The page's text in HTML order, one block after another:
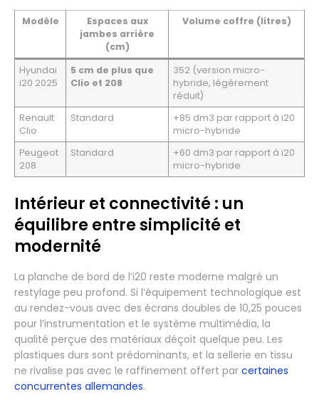
Modèle
Espaces aux
jambes arrière
(cm)
Volume coffre (litres)
Hyundai
i20 2025
5 cm de plus que
Clio et 208
352 (version micro-
hybride, légèrement
réduit)
Renault
Clio
Standard
+85 dm3 par rapport à i20
micro-hybride
Peugeot
208
Standard
+60 dm3 par rapport à i20
micro-hybride
Intérieur et connectivité : un
équilibre entre simplicité et
modernité
La planche de bord de l’i20 reste moderne malgré un
restylage peu profond. Si l’équipement technologique est
au rendez-vous avec des écrans doubles de 10,25 pouces
pour l’instrumentation et le système multimédia, la
qualité perçue des matériaux déçoit quelque peu. Les
plastiques durs sont prédominants, et la sellerie en tissu
ne rivalise pas avec le raffinement offert par certaines
concurrentes allemandes.